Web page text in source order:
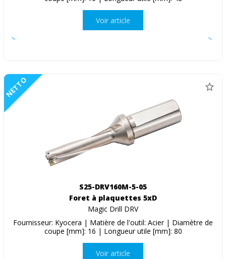
Voir article
NETTO
S25-DRV160M-5-05
Foret à plaquettes 5xD
Magic Drill DRV
Fournisseur: Kyocera | Matière de l'outil: Acier | Diamètre de
coupe [mm]: 16 | Longueur utile [mm]: 80
Voir article